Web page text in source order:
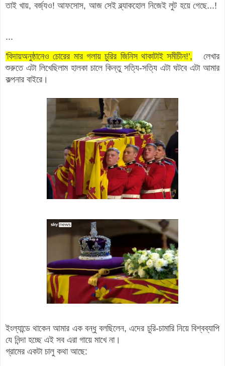
তাই খায়, বর্জ্যও! আফসোস, আজ সেই ব্ল্যাকহোল নিজেই লুট হয়ে গেছে...!
...
'বিদায়অনুষ্ঠানেও চোরের মার গলায় চুরির জিনিস থাকাটাই সমীচীন!', লেখার
শুরুতে এটা লিখেছিলাম হালকা চালে কিন্তু সত্যি-সত্যি এটা ঘটবে এটা আমার
কল্পনার বাইরে।
ইংল্যান্ডে থাকেন আমার এক বন্ধু বলছিলেন, এদের চুরি-চামারি নিয়ে বিশ্বব্যাপি
যে নিন্দা হচ্ছে এই সব এরা গায়ে মাখে না।
গ্রামের একটা চালু কথা আছে: